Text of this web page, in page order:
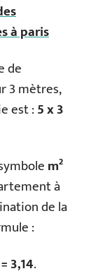
à paris
de
3 mètres,
est :5 x 3
m²
à
de la
:
3,14.